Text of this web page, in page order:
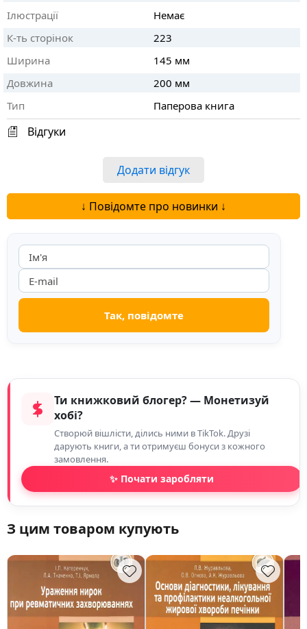
Ілюстрації
Немає
К-ть сторінок
223
Ширина
145 мм
Довжина
200 мм
Тип
Паперова книга
Відгуки
Додати відгук
↓ Повідомте про новинки ↓
Ти книжковий блогер? — Монетизуй
хобі?
Створюй вішлісти, ділись ними в TikTok. Друзі
дарують книги, а ти отримуєш бонуси з кожного
замовлення.
✨ Почати заробляти
З цим товаром купують